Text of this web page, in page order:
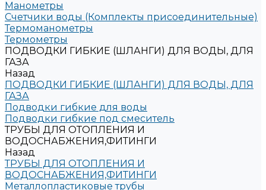
Манометры
Счетчики воды (Комплекты присоединительные)
Термоманометры
Термометры
ПОДВОДКИ ГИБКИЕ (ШЛАНГИ) ДЛЯ ВОДЫ, ДЛЯ
ГАЗА
Назад
ПОДВОДКИ ГИБКИЕ (ШЛАНГИ) ДЛЯ ВОДЫ, ДЛЯ
ГАЗА
Подводки гибкие для воды
Подводки гибкие под смеситель
ТРУБЫ ДЛЯ ОТОПЛЕНИЯ И
ВОДОСНАБЖЕНИЯ,ФИТИНГИ
Назад
ТРУБЫ ДЛЯ ОТОПЛЕНИЯ И
ВОДОСНАБЖЕНИЯ,ФИТИНГИ
Металлопластиковые трубы